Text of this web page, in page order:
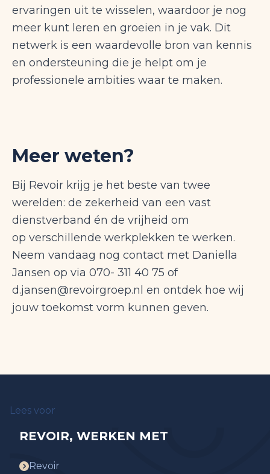
ervaringen uit te wisselen, waardoor je nog
meer kunt leren en groeien in je vak. Dit
netwerk is een waardevolle bron van kennis
en ondersteuning die je helpt om je
professionele ambities waar te maken.
Meer weten?
Bij Revoir krijg je het beste van twee
werelden: de zekerheid van een vast
dienstverband én de vrijheid om
op verschillende werkplekken te werken.
Neem vandaag nog contact met Daniella
Jansen op via 070- 311 40 75 of
d.jansen@revoirgroep.nl en ontdek hoe wij
jouw toekomst vorm kunnen geven.
Lees voor
REVOIR, WERKEN MET
Revoir